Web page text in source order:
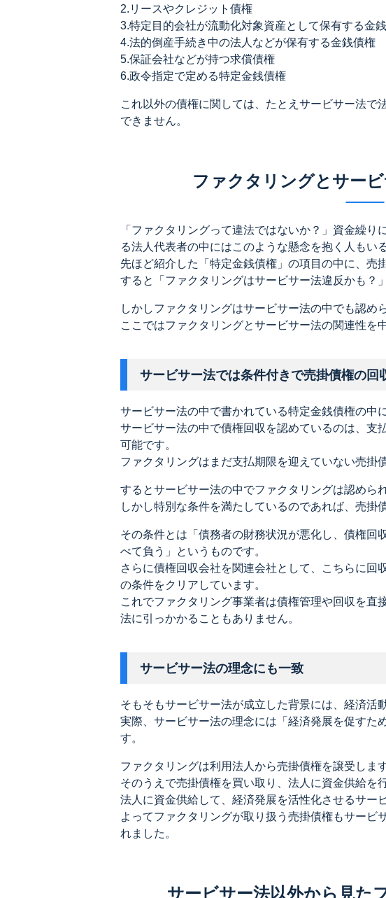
2.リースやクレジット債権
3.特定目的会社が流動化対象資産として保有する金
4.法的倒産手続き中の法人などが保有する金銭債権
5.保証会社などが持つ求償債権
6.政令指定で定める特定金銭債権
これ以外の債権に関しては、たとえサービサー法で
できません。
ファクタリングとサー
「ファクタリングって違法ではないか？」資金繰
る法人代表者の中にはこのような懸念を抱く人もい
先ほど紹介した「特定金銭債権」の項目の中に、売
すると「ファクタリングはサービサー法違反かも？
しかしファクタリングはサービサー法の中でも認め
ここではファクタリングとサービサー法の関連性を
サービサー法では条件付きで売掛債権の回
サービサー法の中で書かれている特定金銭債権の中
サービサー法の中で債権回収を認めているのは、支
可能です。
ファクタリングはまだ支払期限を迎えていない売掛
するとサービサー法の中でファクタリングは認めら
しかし特別な条件を満たしているのであれば、売掛
その条件とは「債務者の財務状況が悪化し、債権回
べて負う」というものです。
さらに債権回収会社を関連会社として、こちらに回
の条件をクリアしています。
これでファクタリング事業者は債権管理や回収を直
法に引っかかることもありません。
サービサー法の理念にも一致
そもそもサービサー法が成立した背景には、経済活
実際、サービサー法の理念には「経済発展を促すた
す。
ファクタリングは利用法人から売掛債権を譲受します
そのうえで売掛債権を買い取り、法人に資金供給を
法人に資金供給して、経済発展を活性化させるサー
よってファクタリングが取り扱う売掛債権もサービ
れました。
サービサー法以外から見た